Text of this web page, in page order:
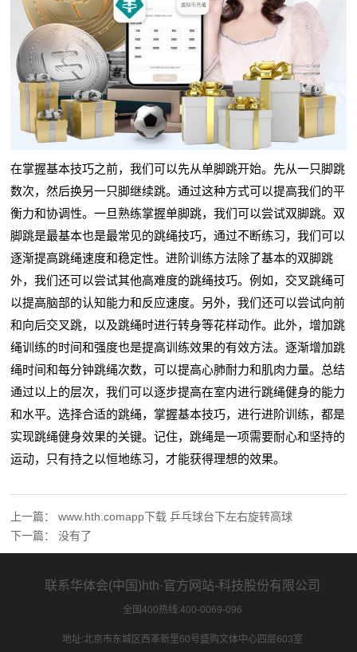
在掌握基本技巧之前，我们可以先从单脚跳开始。先从一只脚跳
数次，然后换另一只脚继续跳。通过这种方式可以提高我们的平
衡力和协调性。一旦熟练掌握单脚跳，我们可以尝试双脚跳。双
脚跳是最基本也是最常见的跳绳技巧，通过不断练习，我们可以
逐渐提高跳绳速度和稳定性。进阶训练方法除了基本的双脚跳
外，我们还可以尝试其他高难度的跳绳技巧。例如，交叉跳绳可
以提高脑部的认知能力和反应速度。另外，我们还可以尝试向前
和向后交叉跳，以及跳绳时进行转身等花样动作。此外，增加跳
绳训练的时间和强度也是提高训练效果的有效方法。逐渐增加跳
绳时间和每分钟跳绳次数，可以提高心肺耐力和肌肉力量。总结
通过以上的层次，我们可以逐步提高在室内进行跳绳健身的能力
和水平。选择合适的跳绳，掌握基本技巧，进行进阶训练，都是
实现跳绳健身效果的关键。记住，跳绳是一项需要耐心和坚持的
运动，只有持之以恒地练习，才能获得理想的效果。
上一篇：www.hth.comapp下载 乒乓球台下左右旋转高球
下一篇：没有了
联系华体会(中国)hth·官方网站-科技股份有限公司
全国400热线:400-0069-096
地址:北京市东城区西革新里60号盛购文体中心四层603室